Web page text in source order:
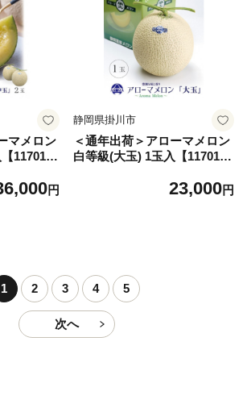
マメロン
117010
円
静岡県掛川市
＜通年出荷＞アローマメロン
白等級(大玉) 1玉入【117011
23,000円
1 2 3 4 5
次へ